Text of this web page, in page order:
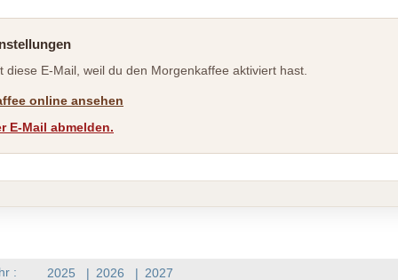
: 2025 | 2026 | 2027
diese E-Mail, weil du den Morgenkaffee aktiviert hast.
online ansehen
E-Mail abmelden.